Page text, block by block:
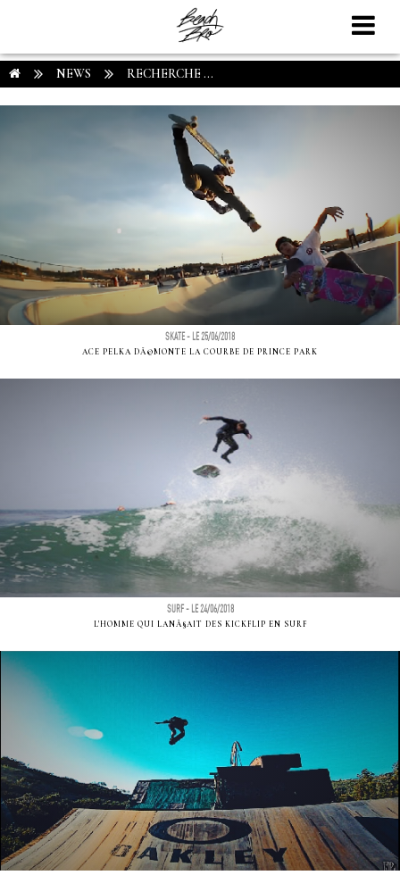
NEWS RECHERCHE ...
SKATE - LE 25/06/2018
ACE PELKA DÃ©MONTE LA COURBE DE PRINCE PARK
SURF - LE 24/06/2018
L'HOMME QUI LANÃ§AIT DES KICKFLIP EN SURF